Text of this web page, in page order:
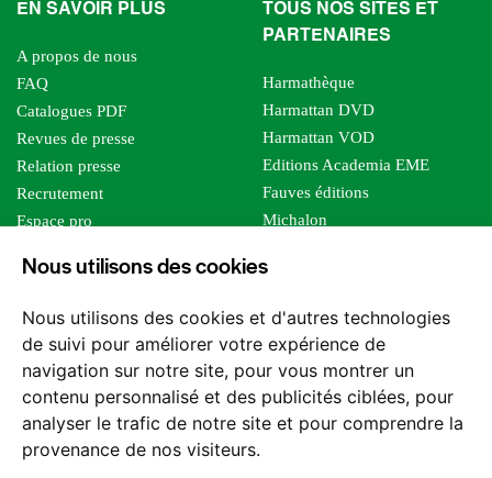
Nous utilisons des cookies
Nous utilisons des cookies et d'autres technologies
de suivi pour améliorer votre expérience de
navigation sur notre site, pour vous montrer un
contenu personnalisé et des publicités ciblées, pour
analyser le trafic de notre site et pour comprendre la
provenance de nos visiteurs.
EN SAVOIR PLUS
A propos de nous
FAQ
Catalogues PDF
Revues de presse
Relation presse
Recrutement
Espace pro
Foreign rights
TOUS NOS SITES ET
PARTENAIRES
Harmathèque
Harmattan DVD
Harmattan VOD
Editions Academia EME
Fauves éditions
Michalon
Editions Sutton
Les impliqués
Tous les éditeurs
Nos structures